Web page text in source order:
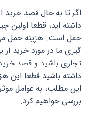
اگر تا به حال قصد خرید
داشته ­اید، قطعا اولین
حمل است. هزینه حمل می
گیری ما در مورد خرید
تجاری باشید و قصد خرید
داشته باشید قطعا این
این مطلب، به عوامل
بررسی خواهیم کرد.